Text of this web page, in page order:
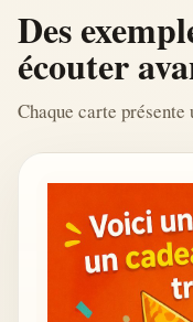
Des
écouter
Chaque carte